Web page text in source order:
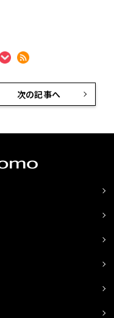
次の記事へ